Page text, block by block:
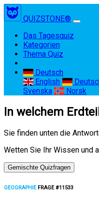
QUIZSTONE®
Das Tagesquiz
Kategorien
Thema Quiz
Deutsch
English
Svenska
Norsk
In welchem
Sie finden unten die
Wetten Sie Ihr Wissen und
Gemischte Quizfragen
GEOGRAPHIEFRAGE #11533